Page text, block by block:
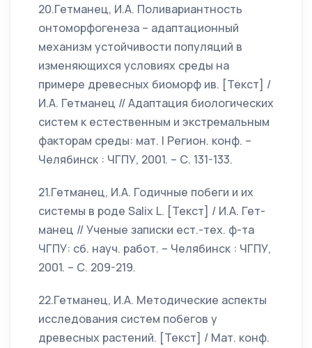
20.Гетманец, И.А. Поливариантность
онтоморфогенеза – адаптационный
механизм устойчивости популяций в
изменяющихся условиях среды на
примере древесных биоморф ив. [Текст] /
И.А. Гетманец // Адаптация биологических
систем к естественным и экстремальным
факторам среды: мат. I Регион. конф. –
Челябинск : ЧГПУ, 2001. – С. 131-133.
21.Гетманец, И.А. Годичные побеги и их
системы в роде Salix L. [Текст] / И.А. Гет-
манец // Ученые записки ест.-тех. ф-та
ЧГПУ: сб. науч. работ. – Челябинск : ЧГПУ,
2001. – С. 209-219.
22.Гетманец, И.А. Методические аспекты
исследования систем побегов у
древесных растений. [Текст] / Мат. конф.